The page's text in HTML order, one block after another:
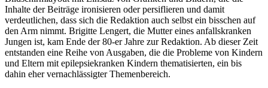
Inhalte der Beiträge ironisieren oder persiflieren und damit
verdeutlichen, dass sich die Redaktion auch selbst ein bisschen auf
den Arm nimmt. Brigitte Lengert, die Mutter eines anfallskranken
Jungen ist, kam Ende der 80-er Jahre zur Redaktion. Ab dieser Zeit
entstanden eine Reihe von Ausgaben, die die Probleme von Kindern
und Eltern mit epilepsiekranken Kindern thematisierten, ein bis
dahin eher vernachlässigter Themenbereich.